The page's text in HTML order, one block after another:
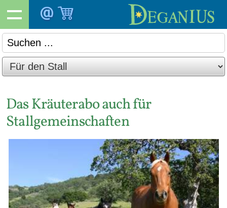
Das Kräuterabo auch für
Stallgemeinschaften